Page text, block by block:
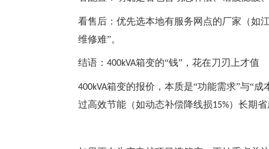
看售后：优先选本地有服务网点的厂家（如
维修难”。
结语： 400kVA箱变的“钱”，花在刀刃上才值
400kVA箱变的报价，本质是“功能需求”与“
过高效节能（如动态补偿降线损15%）长期